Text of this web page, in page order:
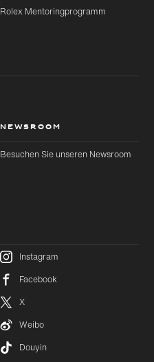
Hauptinhalt
wechseln
Footer
Rolex Mentoringprogramm
NEWSROOM
Besuchen Sie unseren Newsroom
Instagram
Facebook
X
Weibo
Douyin